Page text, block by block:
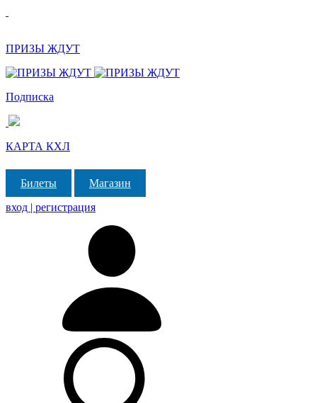
ПРИЗЫ ЖДУТ
Подписка
КАРТА КХЛ
Билеты
Магазин
вход | регистрация